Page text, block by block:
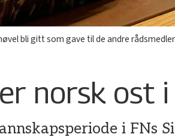
bli gitt som gave til de andre
norsk ost
i FNs